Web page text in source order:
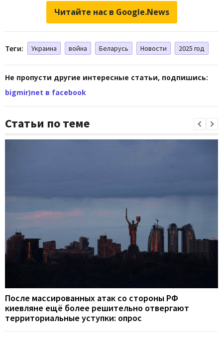
Читайте нас в Google.News
Теги: Украина война Беларусь Новости 2025 год
Не пропусти другие интересные статьи, подпишись:
bigmir)net в facebook
Статьи по теме
После массированных атак со стороны РФ
киевляне ещё более решительно отвергают
территориальные уступки: опрос